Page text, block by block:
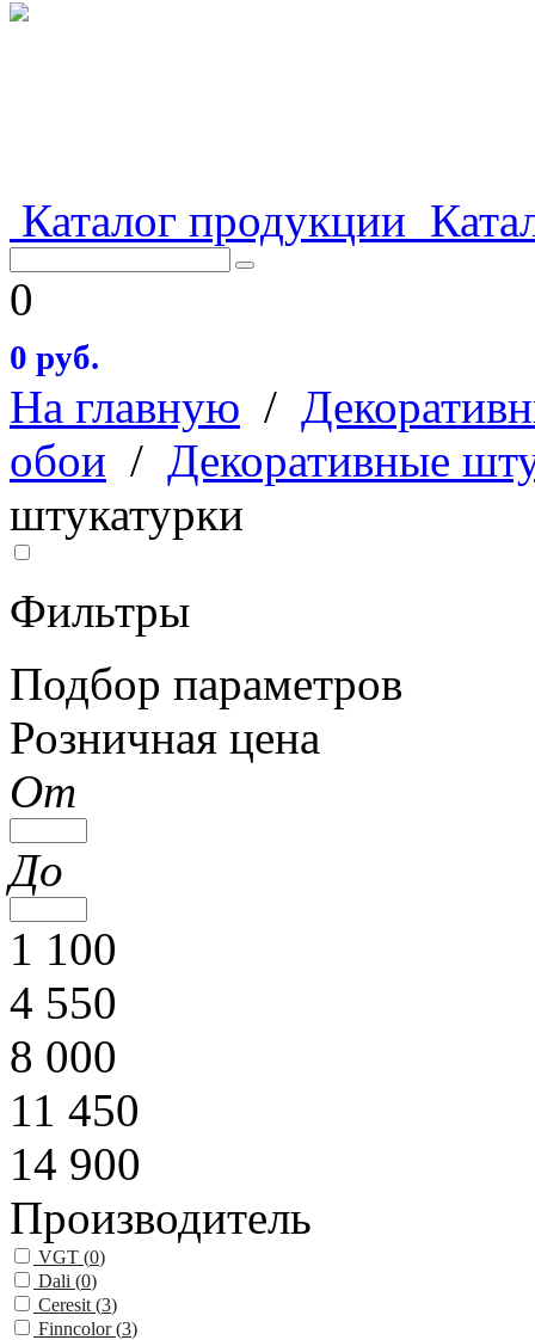
Каталог продукции
0
0 руб.
На главную /
обои / Декоративные
штукатурки
Фильтры
Подбор параметров
Розничная цена
От
До
1 100
4 550
8 000
11 450
14 900
Производитель
VGT (0)
Dali (0)
Ceresit (3)
Finncolor (3)